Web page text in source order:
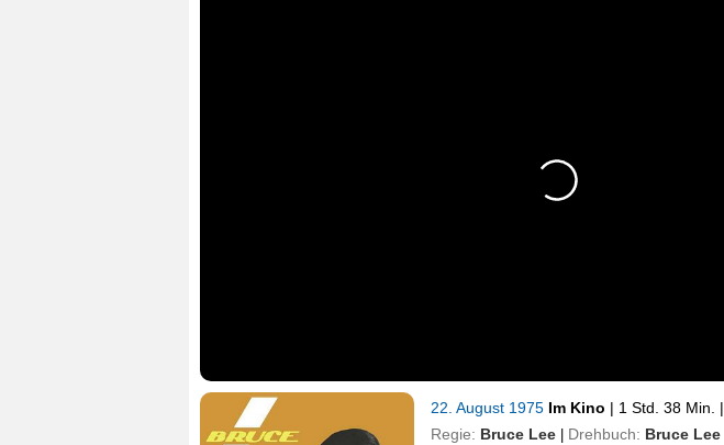
22. August 1975 Im Kino | 1 Std. 38 Min. |
Regie: Bruce Lee | Drehbuch: Bruce Lee